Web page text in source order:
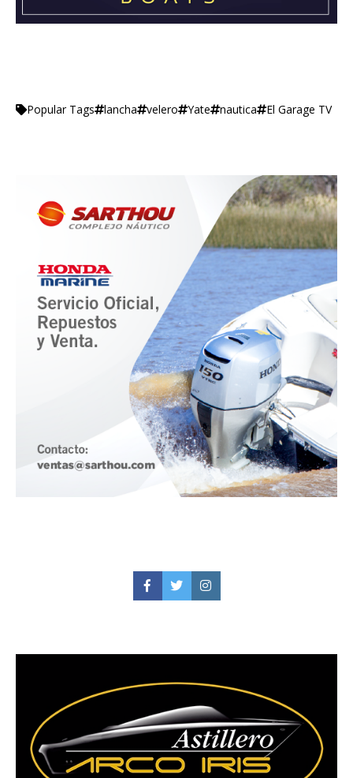
Popular Tags lancha velero Yate nautica El Garage TV
FacebookTwitterInstagram